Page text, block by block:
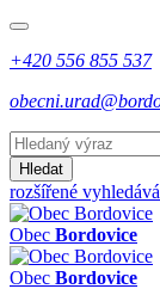
+420 556 855 537
Hledat
rozšířené
Obec Bordovice
Obec Bordovice